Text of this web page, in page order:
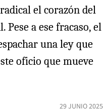
el corazón del
a ese fracaso, el
una ley que
oficio que mueve
29 JUNIO 2025